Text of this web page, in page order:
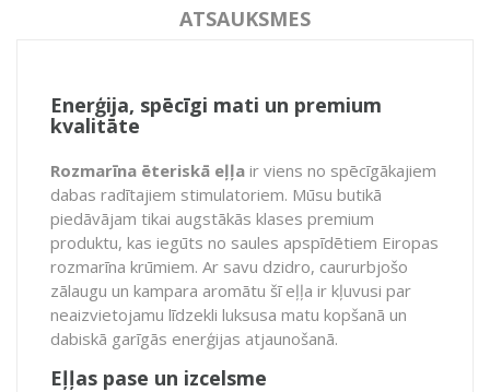
ATSAUKSMES
Enerģija, spēcīgi mati un premium
kvalitāte
Rozmarīna ēteriskā eļļa ir viens no spēcīgākajiem
dabas radītajiem stimulatoriem. Mūsu butikā
piedāvājam tikai augstākās klases premium
produktu, kas iegūts no saules apspīdētiem Eiropas
rozmarīna krūmiem. Ar savu dzidro, caururbjošo
zālaugu un kampara aromātu šī eļļa ir kļuvusi par
neaizvietojamu līdzekli luksusa matu kopšanā un
dabiskā garīgās enerģijas atjaunošanā.
Eļļas pase un izcelsme